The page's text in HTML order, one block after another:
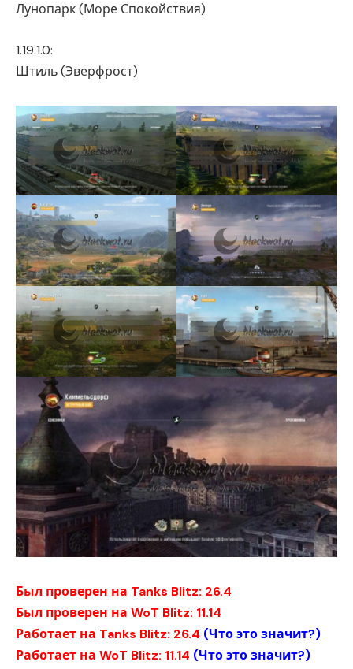
Лунопарк (Море Спокойствия)
1.19.1.0:
Штиль (Эверфрост)
Был проверен на Tanks Blitz: 26.4
Был проверен на WoT Blitz: 11.14
Работает на Tanks Blitz: 26.4 (Что это значит?)
Работает на WoT Blitz: 11.14 (Что это значит?)